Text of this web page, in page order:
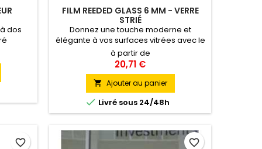
dos
des
est
poche
un
FILM REEDED GLASS 6 MM - VERRE
STRIÉ
Donnez une touche moderne et
élégante à vos surfaces vitrées avec le
Film Reeded Glass 6 mm - Effet verre
strié. Ce film décoratif présente des
bandes régulières espacées de 6 mm,
offrant une esthétique épurée tout en
préservant la luminosité naturelle.
Parfait pour personnaliser et délimiter
vos espaces, il combine design et
à partir de
20,71 €
 Ajouter au panier
 Livré sous 24/48h
favorite_border favorite_border